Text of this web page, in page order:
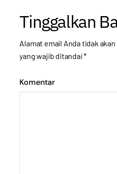
Tinggalkan
Alamat email Anda tidak
yang wajib ditandai*
Komentar